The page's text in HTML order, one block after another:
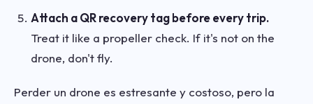
Attach a QR recovery tag before every trip.
Treat it like a propeller check. If it's not on the
drone, don't fly.
Perder un drone es estresante y costoso, pero la